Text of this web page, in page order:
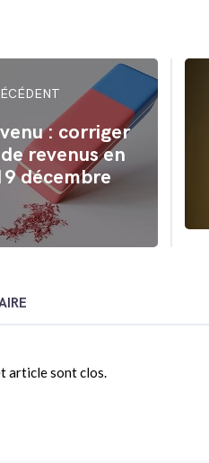
: corriger
revenus en
décembre
article sont clos.